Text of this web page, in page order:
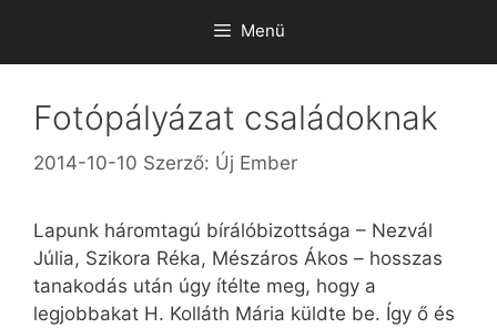
Menü
Fotópályázat családoknak
2014-10-10 Szerző: Új Ember
Lapunk háromtagú bírálóbizottsága – Nezvál
Júlia, Szikora Réka, Mészáros Ákos – hosszas
tanakodás után úgy ítélte meg, hogy a
legjobbakat H. Kolláth Mária küldte be. Így ő és